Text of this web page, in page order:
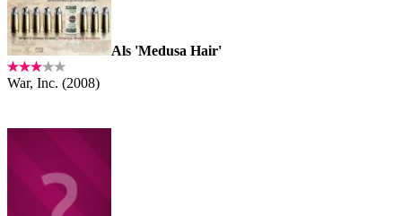
Als 'Medusa Hair'
War, Inc. (2008)